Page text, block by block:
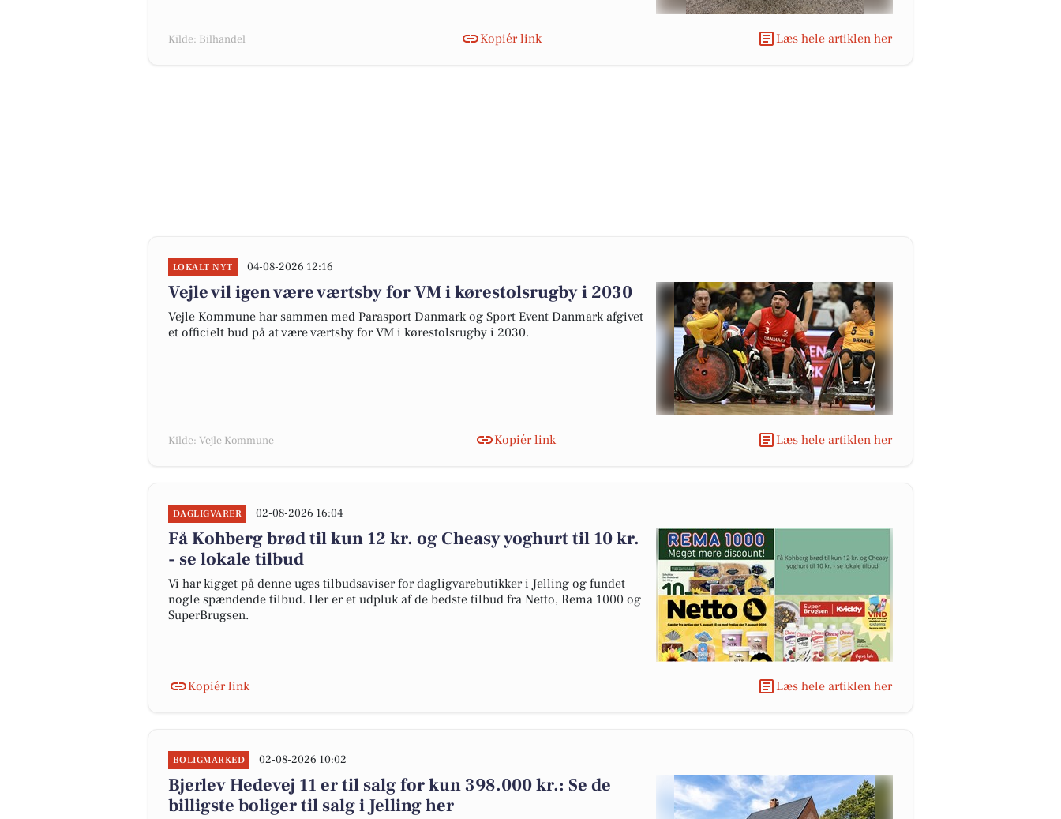
Kilde: Bilhandel Kopiér link Læs hele artiklen her
LOKALT NYT 04-08-2026 12:16
Vejle vil igen være værtsby for VM i kørestolsrugby i 2030
Vejle Kommune har sammen med Parasport Danmark og Sport Event Danmark afgivet
et officielt bud på at være værtsby for VM i kørestolsrugby i 2030.
Kilde: Vejle Kommune Kopiér link Læs hele artiklen her
DAGLIGVARER 02-08-2026 16:04
Få Kohberg brød til kun 12 kr. og Cheasy yoghurt til 10 kr.
- se lokale tilbud
Vi har kigget på denne uges tilbudsaviser for dagligvarebutikker i Jelling og fundet
nogle spændende tilbud. Her er et udpluk af de bedste tilbud fra Netto, Rema 1000 og
SuperBrugsen.
Kopiér link Læs hele artiklen her
BOLIGMARKED 02-08-2026 10:02
Bjerlev Hedevej 11 er til salg for kun 398.000 kr.: Se de
billigste boliger til salg i Jelling her